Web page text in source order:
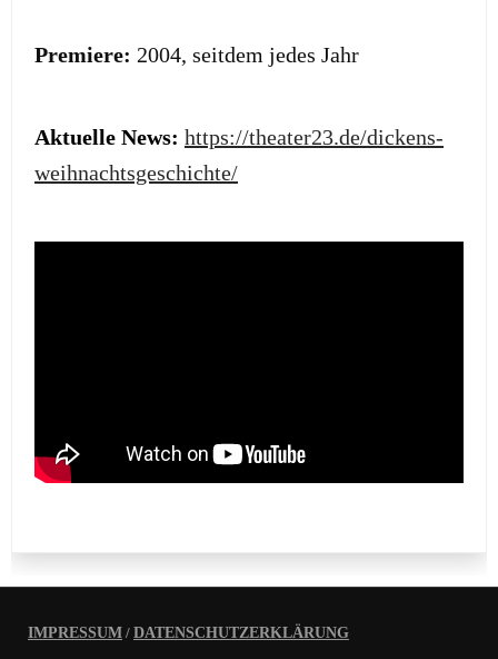
Premiere: 2004, seitdem jedes Jahr
Aktuelle News: https://theater23.de/dickens-
weihnachtsgeschichte/
IMPRESSUM / DATENSCHUTZERKLÄRUNG